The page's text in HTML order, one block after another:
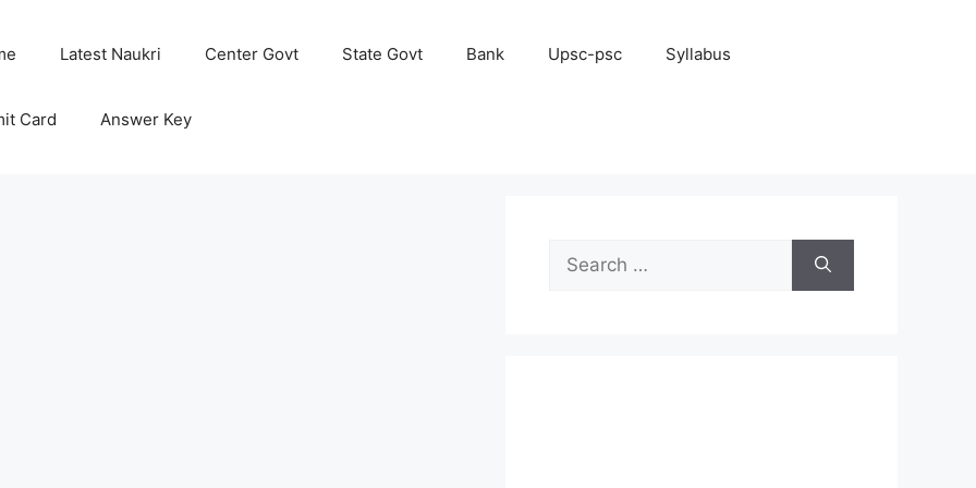
Latest Naukri Center Govt State Govt Bank Upsc-psc Syllabus
Card Answer Key
Search
for: